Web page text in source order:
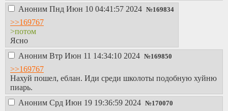
Аноним Пнд Июн 10 04:41:57 2024 №169834
>>169767
>потом
Ясно
Аноним Втр Июн 11 14:34:10 2024 №169850
>>169767
Нахуй пошел, еблан. Иди среди школоты подобную хуйню
пиарь.
Аноним Срд Июн 19 19:36:59 2024 №170070